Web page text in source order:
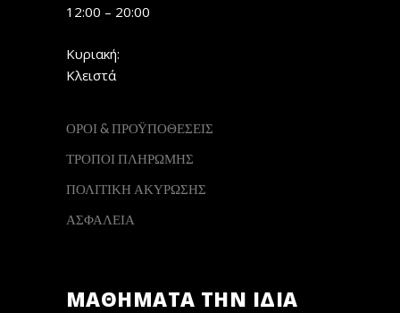
12:00 – 20:00
Κυριακή:
Κλειστά
ΟΡΟΙ & ΠΡΟΫΠΟΘΕΣΕΙΣ
ΤΡΟΠΟΙ ΠΛΗΡΩΜΗΣ
ΠΟΛΙΤΙΚΗ ΑΚΥΡΩΣΗΣ
ΑΣΦΑΛΕΙΑ
ΜΑΘΗΜΑΤΑ ΤΗΝ ΙΔΙΑ